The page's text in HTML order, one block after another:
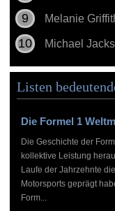
Melanie
Michael
Listen
Die Formel 1
Die Geschichte der
kollektive Leistung
Laufe der Jahrzehnte
Motorsports geprägt
Form...